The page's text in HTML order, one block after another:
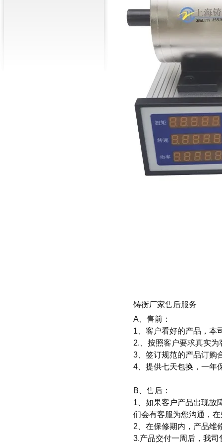
铸衡厂家售后服务
A、 售前：
1、客户看好的产品，本
2.、按照客户要求真实
3、签订规范的产品订购
4、提供七天包换，一年
B、售后：
1、如果客户产品出现故
们会有客服为您沟通，
2、在保修期内，产品维
3.产品交付一周后，我